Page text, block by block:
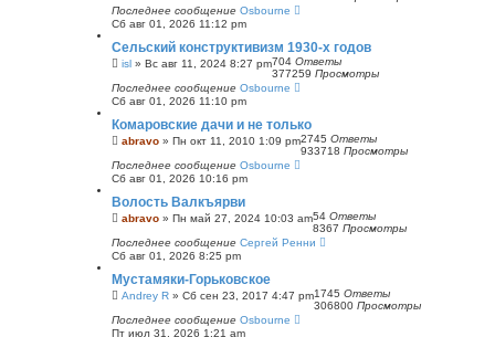
Последнее сообщение Osbourne
Сб авг 01, 2026 11:12 pm
Сельский конструктивизм 1930-х годов
isl » Вс авг 11, 2024 8:27 pm704 Ответы
377259 Просмотры
Последнее сообщение Osbourne
Сб авг 01, 2026 11:10 pm
Комаровские дачи и не только
abravo » Пн окт 11, 2010 1:09 pm2745 Ответы
933718 Просмотры
Последнее сообщение Osbourne
Сб авг 01, 2026 10:16 pm
Волость Валкъярви
abravo » Пн май 27, 2024 10:03 am54 Ответы
8367 Просмотры
Последнее сообщение Сергей Ренни
Сб авг 01, 2026 8:25 pm
Мустамяки-Горьковское
Andrey R » Сб сен 23, 2017 4:47 pm1745 Ответы
306800 Просмотры
Последнее сообщение Osbourne
Пт июл 31, 2026 1:21 am